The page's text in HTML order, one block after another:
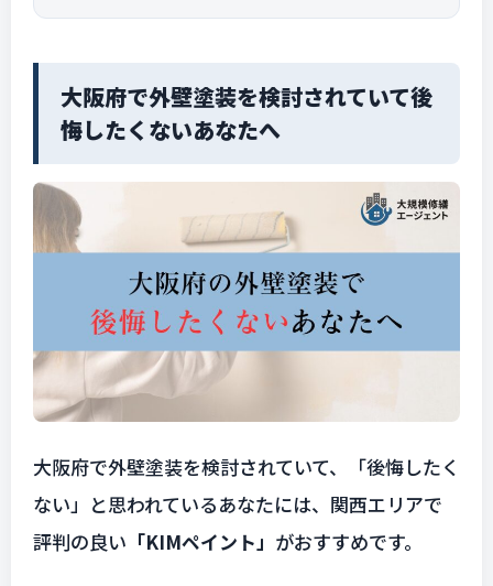
大阪府で外壁塗装を検討されていて後
悔したくないあなたへ
大阪府で外壁塗装を検討されていて、「後悔したく
ない」と思われているあなたには、関西エリアで
評判の良い 「KIMペイント」 がおすすめです。